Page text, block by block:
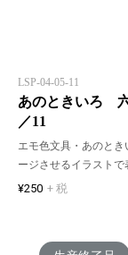
LSP-04-05-11
あのときいろ
／11
エモ色文具・あのと
ージさせるイラストで
¥250 + 税